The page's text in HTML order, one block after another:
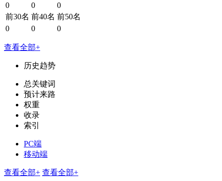
0
0
0
前30名 前40名 前50名
0
0 0
查看全部+
历史趋势
总关键词
预计来路
权重
收录
索引
PC端
移动端
查看全部+ 查看全部+